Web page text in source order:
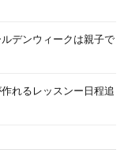
デンウィークは親子で
れるレッスンー日程追